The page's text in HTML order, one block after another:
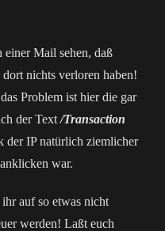
einer Mail sehen, daß
nichts verloren haben!
Problem ist hier die gar
der Text/Transaction
der IP natürlich ziemlicher
war.
auf so etwas nicht
werden! Laßt euch